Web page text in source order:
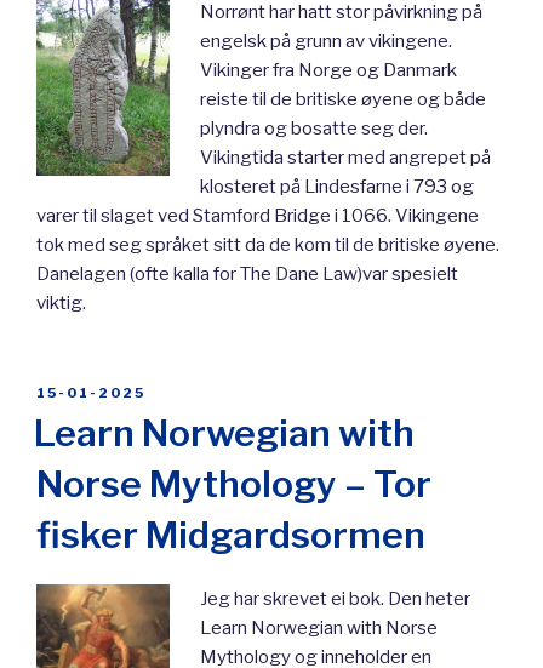
Norrønt har hatt stor påvirkning på
engelsk på grunn av vikingene.
Vikinger fra Norge og Danmark
reiste til de britiske øyene og både
plyndra og bosatte seg der.
Vikingtida starter med angrepet på
klosteret på Lindesfarne i 793 og
varer til slaget ved Stamford Bridge i 1066. Vikingene
tok med seg språket sitt da de kom til de britiske øyene.
Danelagen (ofte kalla for The Dane Law)var spesielt
viktig.
POSTED
15-01-2025
Learn Norwegian with
Norse Mythology – Tor
fisker Midgardsormen
Jeg har skrevet ei bok. Den heter
Learn Norwegian with Norse
Mythology og inneholder en